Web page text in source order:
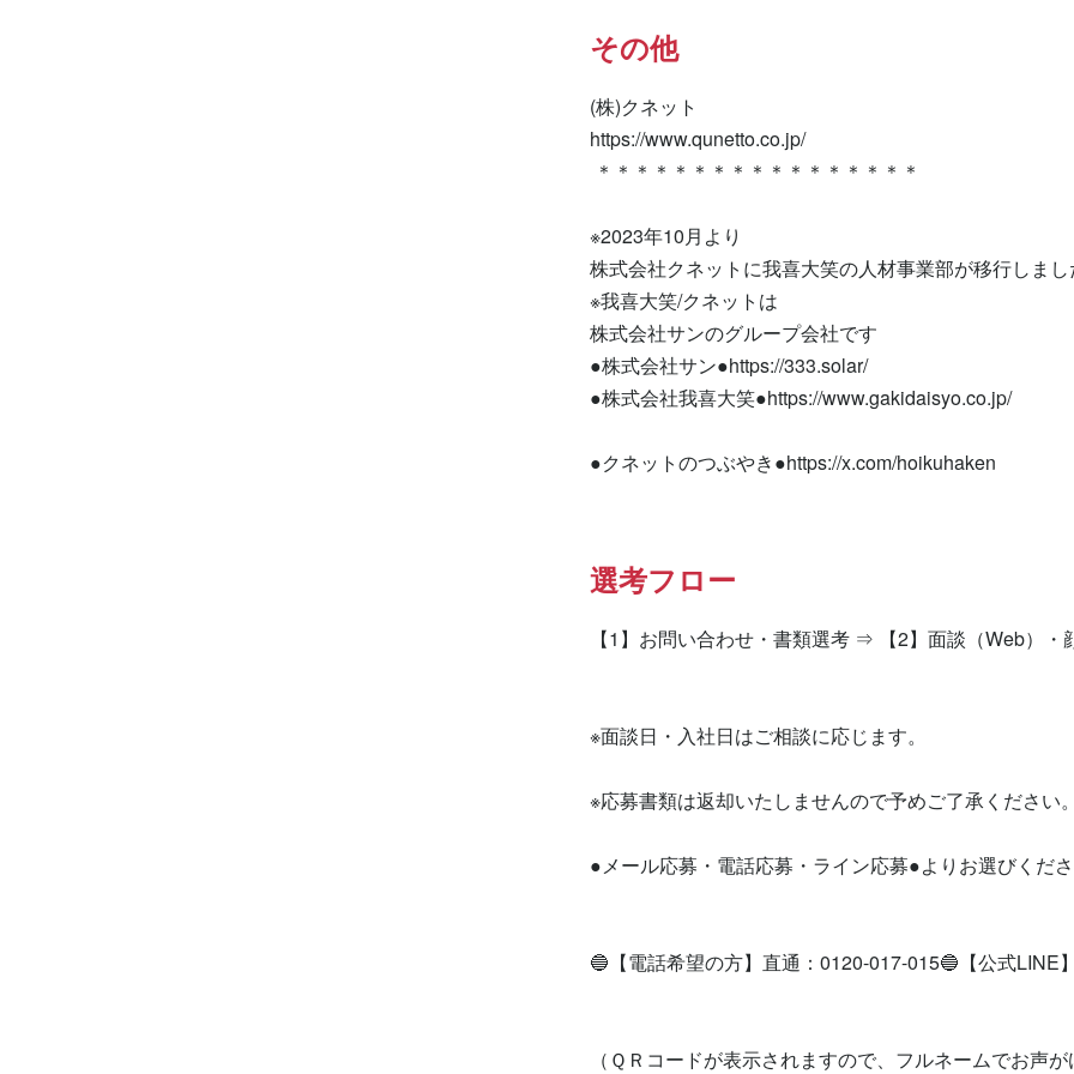
その他
(株)クネット
https://www.qunetto.co.jp/
※2023年10月より
株式会社クネットに我喜大笑の人材事業部が移行しま
※我喜大笑/クネットは
株式会社サンのグループ会社です
●株式会社サン●https://333.solar/
●株式会社我喜大笑●https://www.gakidaisyo.co.jp/
●クネットのつぶやき●https://x.com/hoikuhaken
選考フロー
【1】お問い合わせ・書類選考 ⇒ 【2】面談（Web）
※面談日・入社日はご相談に応じます。
※応募書類は返却いたしませんので予めご了承ください
●メール応募・電話応募・ライン応募●よりお選びくだ
🔵【電話希望の方】直通：0120-017-015🔵【公式LINE
（ＱＲコードが表示されますので、フルネームでお声